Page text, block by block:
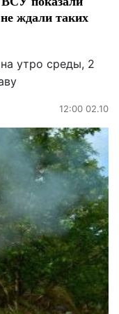
ждали таких
утро среды, 2
12:00 02.10